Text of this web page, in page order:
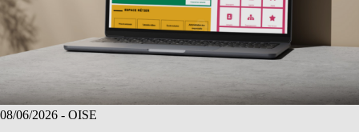
08/06/2026 - OISE